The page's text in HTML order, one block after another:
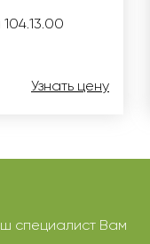
Узнать цену
специалист Вам